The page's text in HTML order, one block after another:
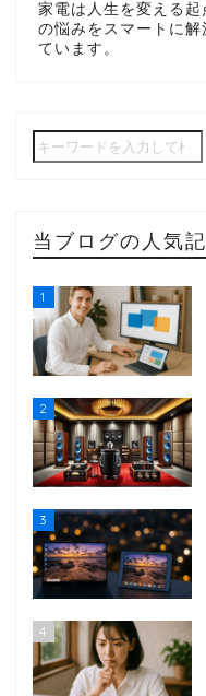
家電は人生を変える
の悩みをスマートに解
ています。
当ブログの人気
1
2
3
4